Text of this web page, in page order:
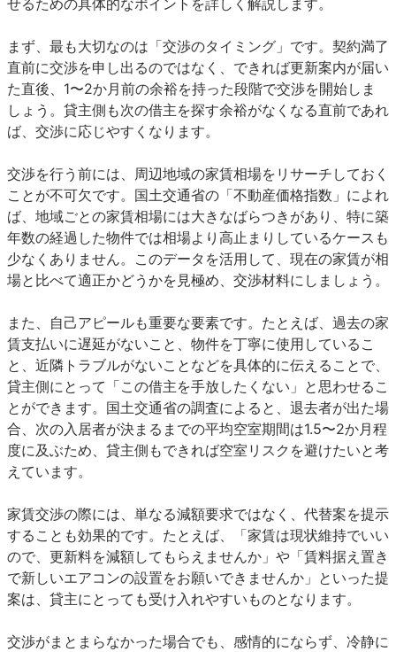
せるための具体的なポイントを詳しく解説します。
まず、最も大切なのは「交渉のタイミング」です。契約満了
直前に交渉を申し出るのではなく、できれば更新案内が届い
た直後、1〜2か月前の余裕を持った段階で交渉を開始しま
しょう。貸主側も次の借主を探す余裕がなくなる直前であれ
ば、交渉に応じやすくなります。
交渉を行う前には、周辺地域の家賃相場をリサーチしておく
ことが不可欠です。国土交通省の「不動産価格指数」によれ
ば、地域ごとの家賃相場には大きなばらつきがあり、特に築
年数の経過した物件では相場より高止まりしているケースも
少なくありません。このデータを活用して、現在の家賃が相
場と比べて適正かどうかを見極め、交渉材料にしましょう。
また、自己アピールも重要な要素です。たとえば、過去の家
賃支払いに遅延がないこと、物件を丁寧に使用しているこ
と、近隣トラブルがないことなどを具体的に伝えることで、
貸主側にとって「この借主を手放したくない」と思わせるこ
とができます。国土交通省の調査によると、退去者が出た場
合、次の入居者が決まるまでの平均空室期間は1.5〜2か月程
度に及ぶため、貸主側もできれば空室リスクを避けたいと考
えています。
家賃交渉の際には、単なる減額要求ではなく、代替案を提示
することも効果的です。たとえば、「家賃は現状維持でいい
ので、更新料を減額してもらえませんか」や「賃料据え置き
で新しいエアコンの設置をお願いできませんか」といった提
案は、貸主にとっても受け入れやすいものとなります。
交渉がまとまらなかった場合でも、感情的にならず、冷静に